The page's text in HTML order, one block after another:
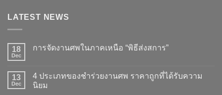
LATEST NEWS
18
Dec
การจัดงานศพในภาคเหนือ “พิธีส่งสการ”
13
Dec
4 ประเภทของชำร่วยงานศพ ราคาถูกที่ได้รับความ
นิยม